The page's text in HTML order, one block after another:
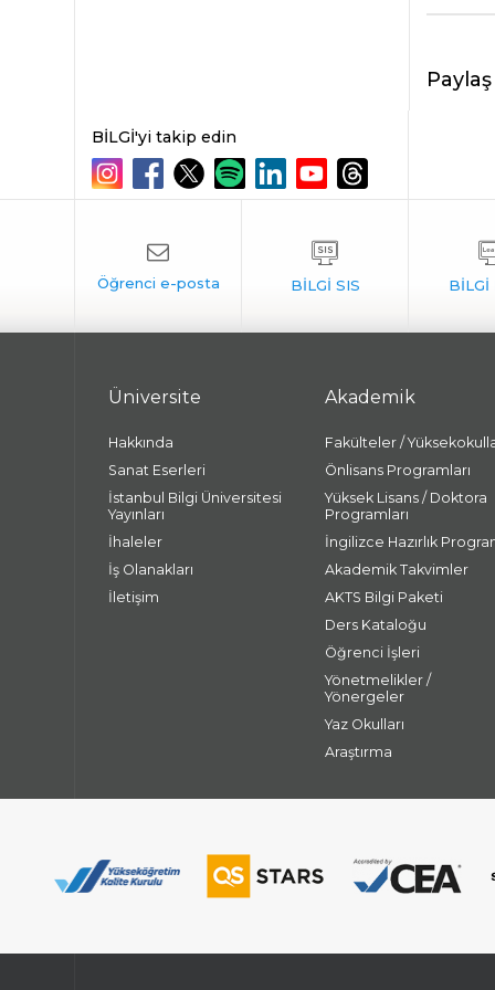
Paylaş
BİLGİ'yi takip edin
Üniversite
Hakkında
Sanat Eserleri
İstanbul Bilgi Üniversitesi
Yayınları
İhaleler
İş Olanakları
İletişim
Akademik
Fakülteler /
Önlisans Programları
Yüksek Lisans / Doktora
Programları
İngilizce Hazırlık
Akademik Takvimler
AKTS Bilgi Paketi
Ders Kataloğu
Öğrenci İşleri
Yönetmelikler /
Yönergeler
Yaz Okulları
Araştırma